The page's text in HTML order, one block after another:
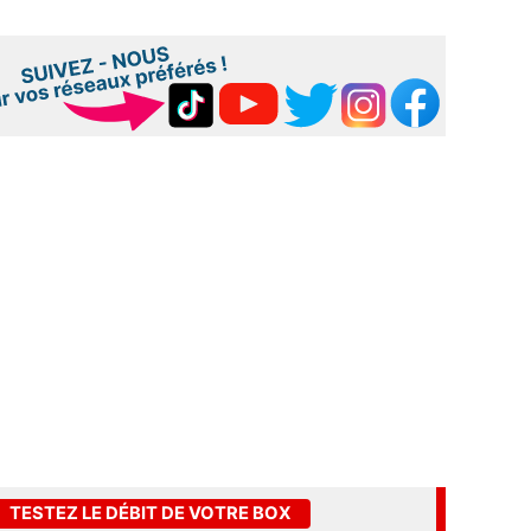
TESTEZ LE DÉBIT DE VOTRE BOX